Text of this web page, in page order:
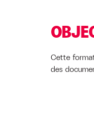
Cette
des